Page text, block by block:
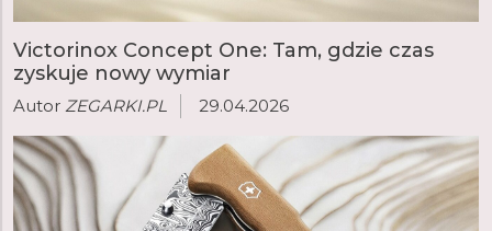
Victorinox Concept One: Tam, gdzie czas
zyskuje nowy wymiar
Autor ZEGARKI.PL 29.04.2026